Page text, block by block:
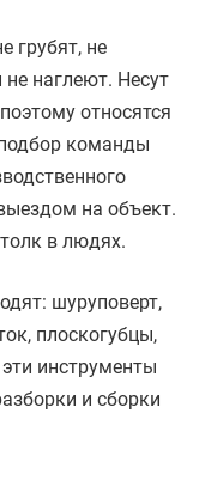
грубят, не
наглеют. Несут
относятся
команды
на объект.
в людях.
шуруповерт,
плоскогубцы,
инструменты
и сборки